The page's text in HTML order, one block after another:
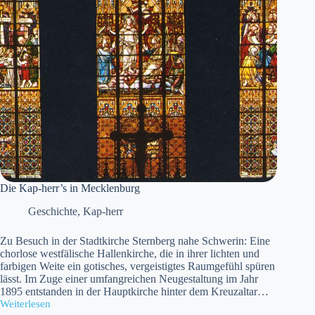
Die Kap-herr’s in Mecklenburg
Geschichte, Kap-herr
Zu Besuch in der Stadtkirche Sternberg nahe Schwerin: Eine
chorlose westfälische Hallenkirche, die in ihrer lichten und
farbigen Weite ein gotisches, vergeistigtes Raumgefühl spüren
lässt. Im Zuge einer umfangreichen Neugestaltung im Jahr
1895 entstanden in der Hauptkirche hinter dem Kreuzaltar…
Weiterlesen
Die